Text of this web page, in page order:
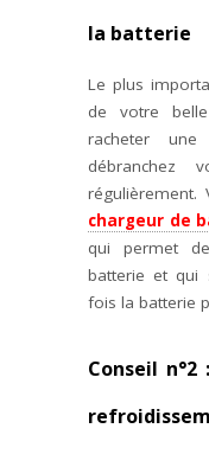
la batterie
Le plus
de votre
racheter
débranchez
régulièrement.
chargeur de
qui permet
batterie et qui
fois la batterie
Conseil